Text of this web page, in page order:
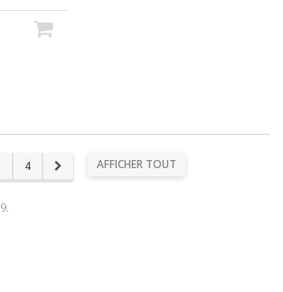
AFFICHER TOUT
4